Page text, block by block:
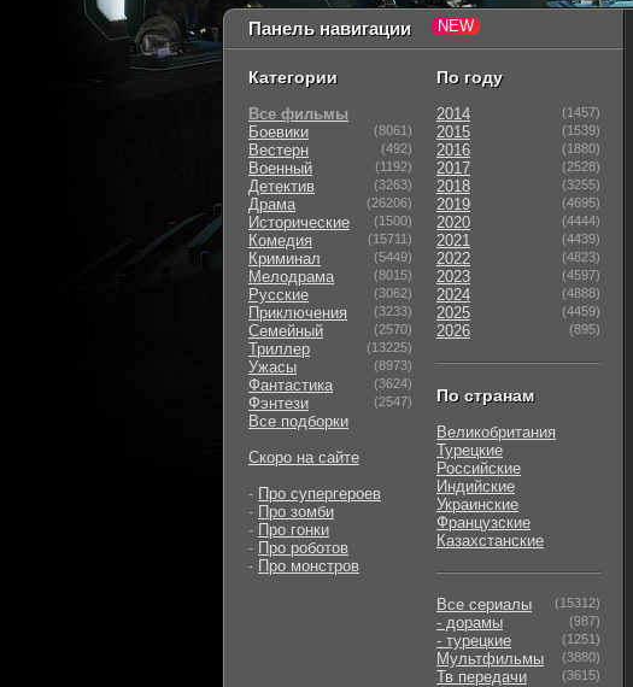
Панель навигации
Категории
Все фильмы
Боевики
(8061)
Вестерн (492)
Военный (1192)
Детектив (3263)
Драма (26206)
Исторические (1500)
Комедия (15711)
Криминал (5449)
Мелодрама (8015)
Русские (3062)
Приключения (3233)
Семейный (2570)
Триллер (13225)
Ужасы (8973)
Фантастика (3624)
Фэнтези (2547)
Все подборки
Скоро на сайте
- Про супергероев
- Про зомби
- Про гонки
- Про роботов
- Про монстров
По году
2014 (1457)
2015 (1539)
2016 (1880)
2017 (2528)
2018 (3255)
2019 (4695)
2020 (4444)
2021 (4439)
2022 (4823)
2023 (4597)
2024 (4888)
2025 (4459)
2026 (895)
По странам
Великобритания
Турецкие
Российские
Индийские
Украинские
Французские
Казахстанские
Все сериалы (15312)
- дорамы (987)
- турецкие (1251)
Мультфильмы (3880)
Тв передачи (3615)